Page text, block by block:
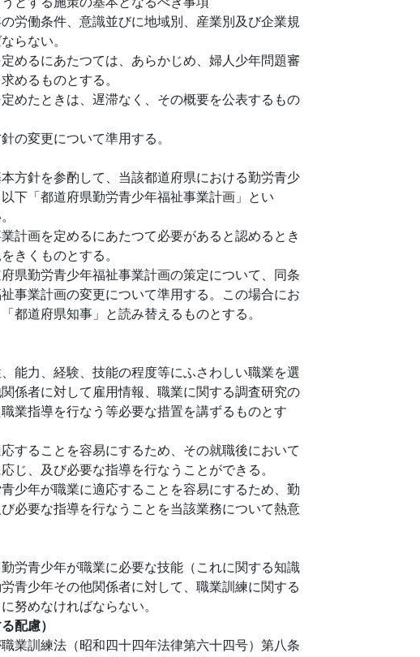
労働条件、意識並びに地域別、産業別及び企業規
らない。
めるにあたつては、あらかじめ、婦人少年問題審
めるものとする。
めたときは、遅滞なく、その概要を公表するもの
の変更について準用する。
方針を参酌して、当該都道府県における勤労青少
下「都道府県勤労青少年福祉事業計画」とい
計画を定めるにあたつて必要があると認めるとき
きくものとする。
県勤労青少年福祉事業計画の策定について、同条
事業計画の変更について準用する。この場合にお
都道府県知事」と読み替えるものとする。
能力、経験、技能の程度等にふさわしい職業を選
係者に対して雇用情報、職業に関する調査研究の
業指導を行なう等必要な措置を講ずるものとす
することを容易にするため、その就職後において
じ、及び必要な指導を行なうことができる。
少年が職業に適応することを容易にするため、勤
必要な指導を行なうことを当該業務について熱意
労青少年が職業に必要な技能（これに関する知識
青少年その他関係者に対して、職業訓練に関する
努めなければならない。
配慮）
業訓練法（昭和四十四年法律第六十四号）第八条